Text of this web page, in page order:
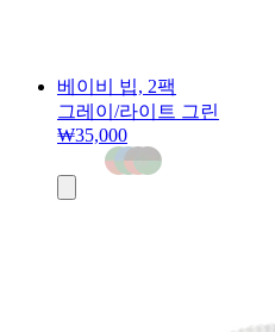
베이비 빕, 2팩
그레이/라이트 그린
₩35,000